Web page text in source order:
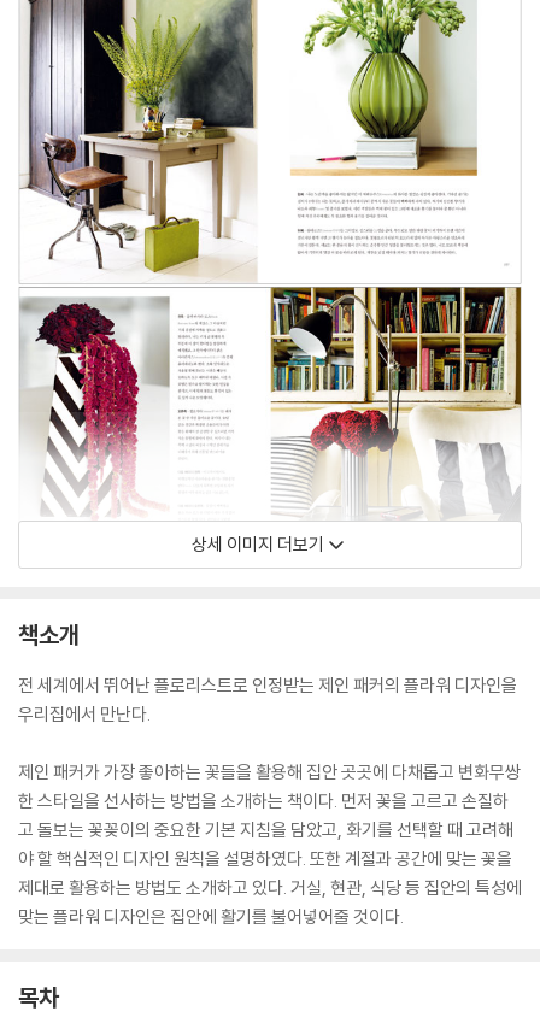
상세 이미지 더보기
책소개
전 세계에서 뛰어난 플로리스트로 인정받는 제인 패커의 플라워 디자인을
우리집에서 만난다.
제인 패커가 가장 좋아하는 꽃들을 활용해 집안 곳곳에 다채롭고 변화무쌍
한 스타일을 선사하는 방법을 소개하는 책이다. 먼저 꽃을 고르고 손질하
고 돌보는 꽃꽂이의 중요한 기본 지침을 담았고, 화기를 선택할 때 고려해
야 할 핵심적인 디자인 원칙을 설명하였다. 또한 계절과 공간에 맞는 꽃을
제대로 활용하는 방법도 소개하고 있다. 거실, 현관, 식당 등 집안의 특성에
맞는 플라워 디자인은 집안에 활기를 불어넣어줄 것이다.
목차